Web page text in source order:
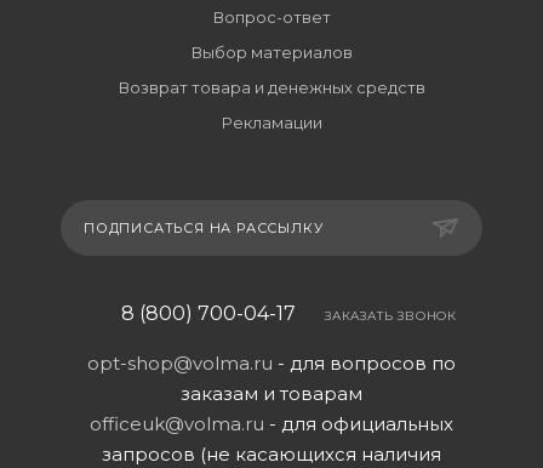
Вопрос-ответ
Выбор материалов
Возврат товара и денежных средств
Рекламации
ПОДПИСАТЬСЯ НА РАССЫЛКУ
8 (800) 700-04-17 ЗАКАЗАТЬ ЗВОНОК
opt-shop@volma.ru - для вопросов по
заказам и товарам
officeuk@volma.ru - для официальных
запросов (не касающихся наличия